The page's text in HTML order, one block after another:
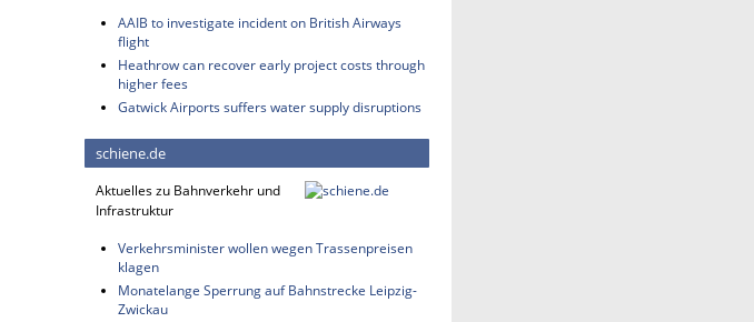
AAIB to investigate incident on British Airways
flight
Heathrow can recover early project costs through
higher fees
Gatwick Airports suffers water supply disruptions
schiene.de
Aktuelles zu Bahnverkehr und
Infrastruktur
Verkehrsminister wollen wegen Trassenpreisen
klagen
Monatelange Sperrung auf Bahnstrecke Leipzig-
Zwickau